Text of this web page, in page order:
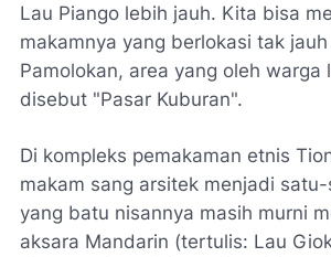
Lau Piango lebih jauh. Kita bisa
makamnya yang berlokasi tak
Pamolokan, area yang oleh warga
disebut "Pasar Kuburan".
Di kompleks pemakaman etnis
makam sang arsitek menjadi
yang batu nisannya masih murni
aksara Mandarin (tertulis: Lau